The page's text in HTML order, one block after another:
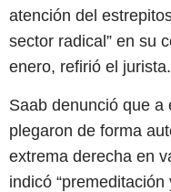
atención del
sector radical” en su
enero, refirió el jurista.
Saab denunció que a
plegaron de forma
extrema derecha en
indicó